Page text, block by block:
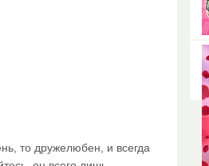
то дружелюбен, и всегда